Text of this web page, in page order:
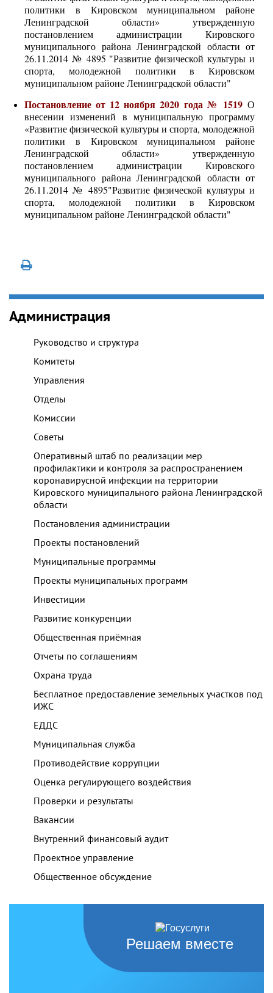
политики в Кировском муниципальном районе
Ленинградской области» утвержденную
постановлением администрации Кировского
муниципального района Ленинградской области от
26.11.2014 № 4895 "Развитие физической культуры и
спорта, молодежной политики в Кировском
муниципальном районе Ленинградской области"
Постановление от 12 ноября 2020 года № 1519 О
внесении изменений в муниципальную программу
«Развитие физической культуры и спорта, молодежной
политики в Кировском муниципальном районе
Ленинградской области» утвержденную
постановлением администрации Кировского
муниципального района Ленинградской области от
26.11.2014 № 4895"Развитие физической культуры и
спорта, молодежной политики в Кировском
муниципальном районе Ленинградской области"
Администрация
Руководство и структура
Комитеты
Управления
Отделы
Комиссии
Советы
Оперативный штаб по реализации мер
профилактики и контроля за распространением
коронавирусной инфекции на территории
Кировского муниципального района Ленинградской
области
Постановления администрации
Проекты постановлений
Муниципальные программы
Проекты муниципальных программ
Инвестиции
Развитие конкуренции
Общественная приёмная
Отчеты по соглашениям
Охрана труда
Бесплатное предоставление земельных участков под
ИЖС
ЕДДС
Муниципальная служба
Противодействие коррупции
Оценка регулирующего воздействия
Проверки и результаты
Вакансии
Внутренний финансовый аудит
Проектное управление
Общественное обсуждение
Решаем вместе